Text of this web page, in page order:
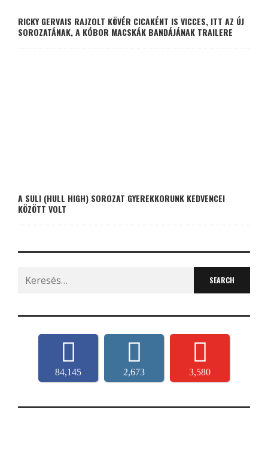
RICKY GERVAIS RAJZOLT KÖVÉR CICAKÉNT IS VICCES, ITT AZ ÚJ
SOROZATÁNAK, A KÓBOR MACSKÁK BANDÁJÁNAK TRAILERE
A SULI (HULL HIGH) SOROZAT GYEREKKORUNK KEDVENCEI
KÖZÖTT VOLT
Search
for:
84,145 2,673 3,580